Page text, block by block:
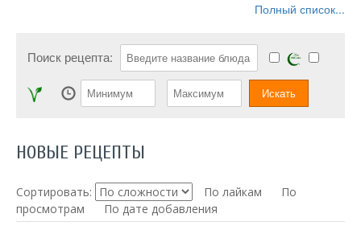
Полный список...
Поиск рецепта:
НОВЫЕ РЕЦЕПТЫ
Сортировать: По лайкам
По
просмотрам
По дате добавления